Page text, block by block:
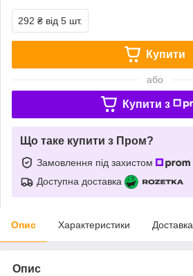
292 ₴ від 5 шт.
Купити
або
Купити з
Що таке купити з Пром?
Замовлення під захистом
Доступна доставка
Опис Характеристики Доставка
Опис